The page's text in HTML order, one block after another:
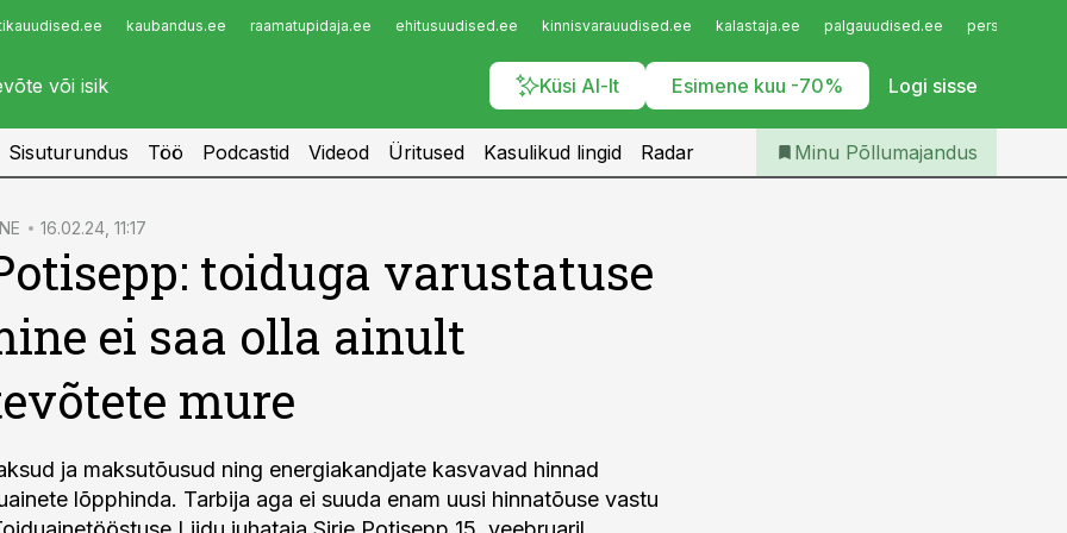
kaubandus.ee raamatupidaja.ee ehitusuudised.ee kinnisvarauudised.ee kalastaja.ee palgauudised.ee
Küsi AI-lt Esimene kuu -70% Logi sisse
Infopank
Iseteenindus
Telli Põllumajandus
Sisuturundus Töö Podcastid Videod Üritused Kasulikud lingid Radar Minu Põllumajandus
16.02.24, 11:17
toiduga varustatuse
ei saa olla ainult
mure
ja maksutõusud ning energiakandjate kasvavad hinnad
lõpphinda. Tarbija aga ei suuda enam uusi hinnatõuse vastu